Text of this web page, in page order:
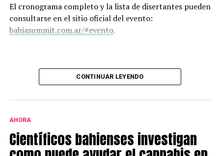
El cronograma completo y la lista de disertantes pueden
consultarse en el sitio oficial del evento:
bahiasummit.com.ar/#evento.
CONTINUAR LEYENDO
AHORA
Científicos bahienses investigan